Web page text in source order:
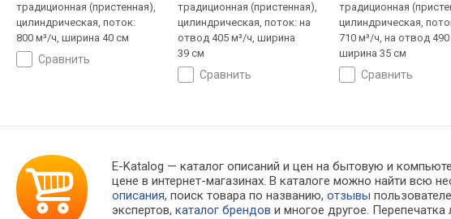
традиционная (пристенная),
цилиндрическая, поток:
800 м³/ч, ширина 40 см
сравнить
традиционная (пристенная),
цилиндрическая, поток: на
отвод 405 м³/ч, ширина
39 см
сравнить
традиционная
цилиндрическая,
710 м³/ч, на отвод 490
ширина 35 см
сравнить
E-Katalog — каталог описаний и цен на бытовую и
цене в интернет-магазинах. В каталоге можно найти
описания, поиск товара по названию,отзывы
экспертов,каталог брендов и многое другое.